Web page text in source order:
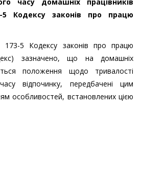
5 Кодексу законів про працю
5 Кодексу законів про працю
зазначено, що на домашніх
положення щодо тривалості
відпочинку, передбачені цим
особливостей, встановлених цією